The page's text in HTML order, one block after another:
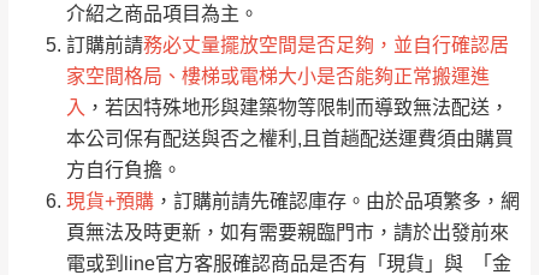
介紹之商品項目為主。
訂購前請務必丈量擺放空間是否足夠，並自行確認居
家空間格局、樓梯或電梯大小是否能夠正常搬運進
入 ，若因特殊地形與建築物等限制而導致無法配送，
本公司保有配送與否之權利,且首趟配送運費須由購買
方自行負擔。
現貨+預購 ，訂購前請先確認庫存。由於品項繁多，網
頁無法及時更新，如有需要親臨門市，請於出發前來
電或到line官方客服確認商品是否有「現貨」與 「金
免 運
費
新竹
峨眉鄉、五峰鄉、
橫山、北埔鄉、尖
石鄉、寶山鄉山
區、新埔山區、芎
里
台北 無
接單後二日內(不含例假日)，我們客服會與您
電話聯絡或E-Mail通知確認訂單。
（線上客
服 LINE → @dershin）
下單前先詢問是否現貨 ，若未詢問下單後無
現貨我們客服會再來電或E-Mail與您聯絡
（洽詢方式請搜尋 Line ID → @dershin）
運送範圍：限定北至基隆，南至苗栗，偏遠
地區恕無法提供運送 (詳見運送規章)。